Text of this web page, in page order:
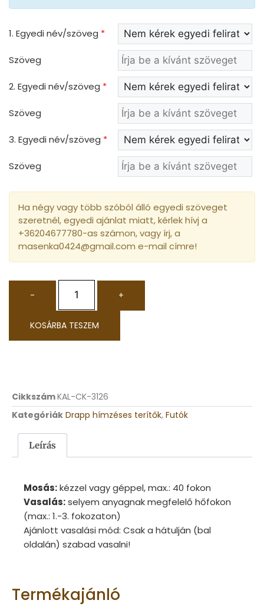
1. Egyedi név/szöveg *
Szöveg
2. Egyedi név/szöveg *
Szöveg
3. Egyedi név/szöveg *
Szöveg
Ha négy vagy több szóból álló egyedi szöveget
szeretnél, egyedi ajánlat miatt, kérlek hívj a
+36204677780-as számon, vagy írj, a
masenka0424@gmail.com e-mail címre!
- +
KOSÁRBA TESZEM
CikkszámKAL-CK-3126
Kategóriák Drapp hímzéses terítők, Futók
Leírás
Mosás:kézzel vagy géppel, max.: 40 fokon
Vasalás:selyem anyagnak megfelelő hőfokon
(max.: 1.-3. fokozaton)
Ajánlott vasalási mód: Csak a hátulján (bal
oldalán) szabad vasalni!
Termékajánló